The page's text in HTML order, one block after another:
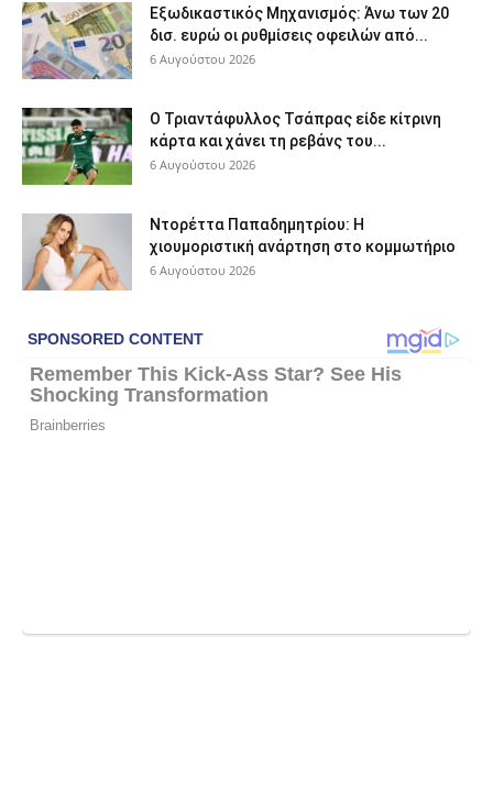
Εξωδικαστικός Μηχανισμός: Άνω των 20
δισ. ευρώ οι ρυθμίσεις οφειλών από...
6 Αυγούστου 2026
Ο Τριαντάφυλλος Τσάπρας είδε κίτρινη
κάρτα και χάνει τη ρεβάνς του...
6 Αυγούστου 2026
Ντορέττα Παπαδημητρίου: Η
χιουμοριστική ανάρτηση στο κομμωτήριο
6 Αυγούστου 2026